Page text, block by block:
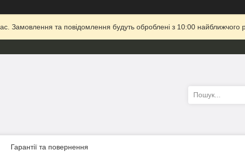
Замовлення та повідомлення будуть оброблені з 10:00 найближчого
Гарантії та повернення